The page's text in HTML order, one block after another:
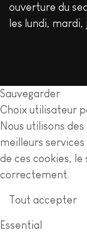
ouverture du
les lundi,
Sauvegarder
Choix utilisateur
Nous utilisons
meilleurs
de ces cookies,
correctement.
Tout accepter
Essential